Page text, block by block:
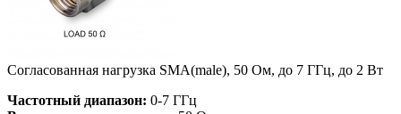
Согласованная нагрузка SMA(male), 50 Ом, до 7 ГГц, до 2 Вт
Частотный диапазон: 0-7 ГГц